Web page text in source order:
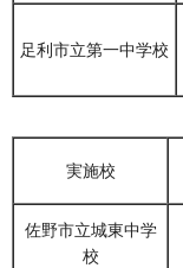
足利市立第一中学校
実施校
佐野市立城東中学
校